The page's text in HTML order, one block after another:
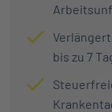
bis zu 7